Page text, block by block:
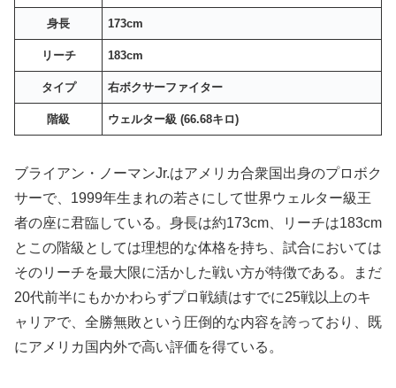
身長 173cm
リーチ 183cm
タイプ 右ボクサーファイター
階級 ウェルター級 (66.68キロ)
ブライアン・ノーマンJr.はアメリカ合衆国出身のプロボク
サーで、1999年生まれの若さにして世界ウェルター級王
者の座に君臨している。身長は約173cm、リーチは183cm
とこの階級としては理想的な体格を持ち、試合においては
そのリーチを最大限に活かした戦い方が特徴である。まだ
20代前半にもかかわらずプロ戦績はすでに25戦以上のキ
ャリアで、全勝無敗という圧倒的な内容を誇っており、既
にアメリカ国内外で高い評価を得ている。